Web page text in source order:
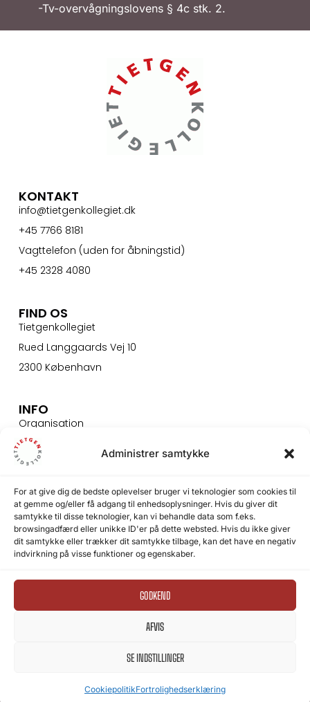
Administrer samtykke
For at give dig de bedste oplevelser bruger vi teknologier som cookies til
at gemme og/eller få adgang til enhedsoplysninger. Hvis du giver dit
samtykke til disse teknologier, kan vi behandle data som f.eks.
browsingadfærd eller unikke ID'er på dette websted. Hvis du ikke giver
dit samtykke eller trækker dit samtykke tilbage, kan det have en negativ
indvirkning på visse funktioner og egenskaber.
GODKEND
AFVIS
SE INDSTILLINGER
CookiepolitikFortrolighedserklæring
-Tv-overvågningslovens § 4c stk. 2.
KONTAKT
info@tietgenkollegiet.dk
+45 7766 8181
Vagttelefon (uden for åbningstid)
+45 2328 4080
FIND OS
Tietgenkollegiet
Rued Langgaards Vej 10
2300 København
INFO
Organisation
Presse
Bestil rundvisning
SIKKERHED
Persondata
Videoovervågning
Fortrolighedserklæring
Cookiepolitik
@ Tietgenkollegiet 2025